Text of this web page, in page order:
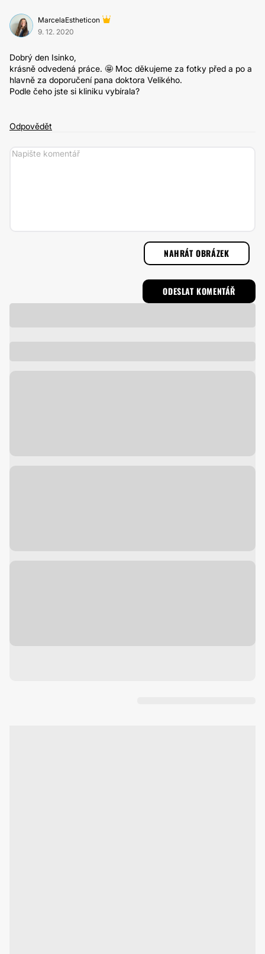
MarcelaEstheticon
9. 12. 2020
Dobrý den Isinko,
krásně odvedená práce. 🤩 Moc děkujeme za fotky před a po a
hlavně za doporučení pana doktora Velikého.
Podle čeho jste si kliniku vybírala?
Odpovědět
NAHRÁT OBRÁZEK